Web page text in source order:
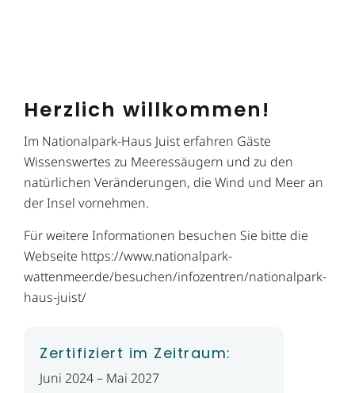
Herzlich willkommen!
Im Nationalpark-Haus Juist erfahren Gäste
Wissenswertes zu Meeressäugern und zu den
natürlichen Veränderungen, die Wind und Meer an
der Insel vornehmen.
Für weitere Informationen besuchen Sie bitte die
Webseite https://www.nationalpark-
wattenmeer.de/besuchen/infozentren/nationalpark-
haus-juist/
Zertifiziert im Zeitraum:
Juni 2024 – Mai 2027